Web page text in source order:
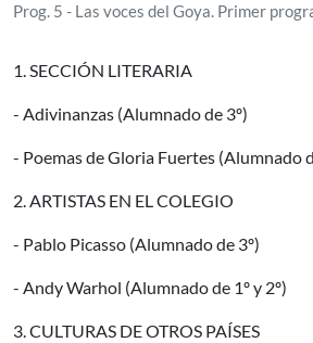
Prog. 5 - Las voces del Goya. Primer
1. SECCIÓN LITERARIA
- Adivinanzas (Alumnado de 3º)
- Poemas de Gloria Fuertes (Alumnado
2. ARTISTAS EN EL COLEGIO
- Pablo Picasso (Alumnado de 3º)
- Andy Warhol (Alumnado de 1º y 2º)
3. CULTURAS DE OTROS PAÍSES